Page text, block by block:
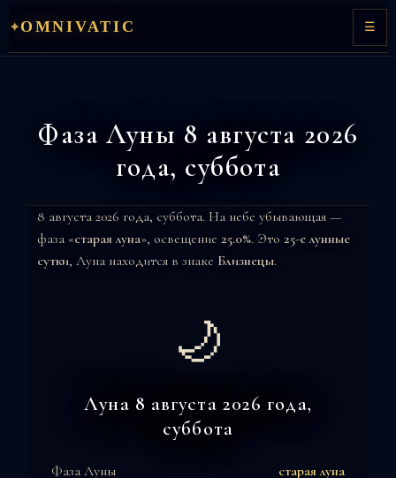
✦OMNIVATIC ☰
Фаза Луны 8 августа 2026
года, суббота
8 августа 2026 года, суббота. На небе убывающая —
фаза «старая луна», освещение 25.0%. Это 25-е лунные
сутки, Луна находится в знаке Близнецы.
🌙
Луна 8 августа 2026 года,
суббота
Фаза Луны старая луна